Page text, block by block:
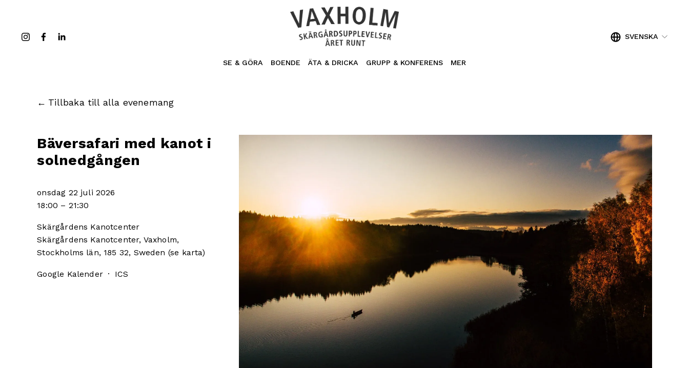
SE & GÖRA BOENDE ÄTA & DRICKA GRUPP & KONFERENS MER
SVENSKA
Tillbaka till alla evenemang
Bäversafari med kanot i
solnedgången
onsdag 22 juli 2026
18:00
21:30
Skärgårdens Kanotcenter
Skärgårdens Kanotcenter Vaxholm,
Stockholms län, 185 32 Sweden (se karta)
Google Kalender ICS